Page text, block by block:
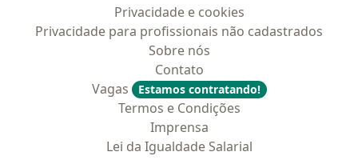
Privacidade e cookies
Privacidade para profissionais não cadastrados
Sobre nós
Contato
Vagas
Estamos contratando!
Termos e Condições
Imprensa
Lei da Igualdade Salarial